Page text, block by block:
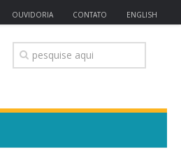
OUVIDORIA CONTATO ENGLISH